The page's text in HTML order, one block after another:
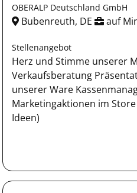
OBERALP Deutschland GmbH
Bubenreuth, DE auf
Stellenangebot
Herz und Stimme unserer
Verkaufsberatung
unserer Ware
Marketingaktionen im
Ideen)